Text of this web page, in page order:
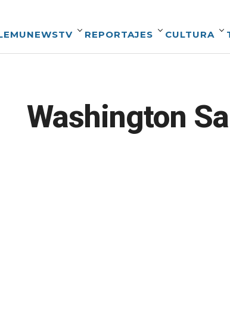
REPORTAJES CULTURA
Washington